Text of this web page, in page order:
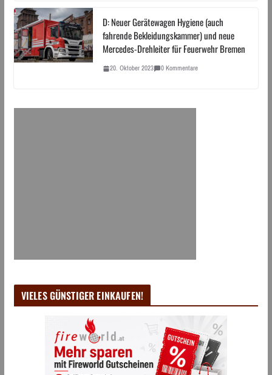
D: Neuer Gerätewagen Hygiene (auch
fahrende Bekleidungskammer) und neue
Mercedes-Drehleiter für Feuerwehr Bremen
20. Oktober 2023 0 Kommentare
VIELES GÜNSTIGER EINKAUFEN!